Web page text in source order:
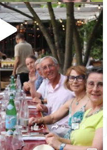
Alumni vivant / travaillant
moment convivial de
!
et à Alexandre
!
2 0 0
de loi 1901